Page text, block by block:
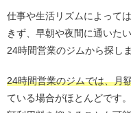
仕事や生活リズムによって
きず、早朝や夜間に通いた
24時間営業のジムから探し
24時間営業のジムでは、月
ている場合がほとんどです